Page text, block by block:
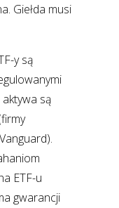
Giełda musi
y są
są
ETF-u
gwarancji